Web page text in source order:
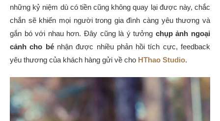
những kỷ niệm dù có tiền cũng không quay lại được này, chắc
chắn sẽ khiến mọi người trong gia đình càng yêu thương và
gắn bó với nhau hơn. Đây cũng là ý tưởng chụp ảnh ngoại
cảnh cho bénhận được nhiều phản hồi tích cực, feedback
yêu thương của khách hàng gửi về cho HThao Studio.